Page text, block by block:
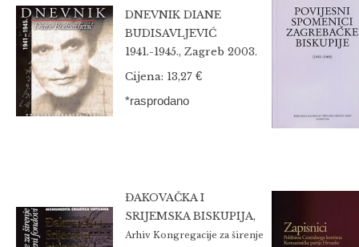
DNEVNIK DIANE
BUDISAVLJEVIĆ
1941.-1945., Zagreb 2003.
Cijena: 13,27 €
*rasprodano
ĐAKOVAČKA I
SRIJEMSKA BISKUPIJA,
Arhiv Kongregacije za širenje